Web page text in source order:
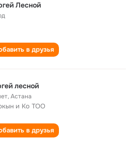
Сергей Лесной
в друзья
лесной
,Астана
и Ко ТОО
в друзья